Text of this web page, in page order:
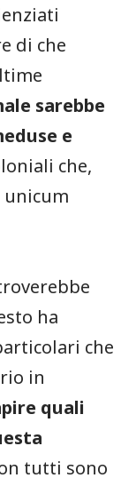
di che
sarebbe
e
che,
unicum
ha
che
in
quali
tutti sono